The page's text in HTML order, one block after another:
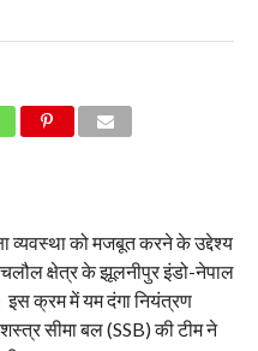
व्यवस्था को मजबूत करने के उद्देश्य
क्षेत्र के झूलनीपुर इंडो-नेपाल
इस क्रम में यम दंगा नियंत्रण
सीमा बल (SSB) की टीम ने